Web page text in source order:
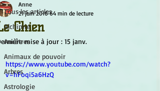
Tous les articles
Alchimie
Ancêtres
Animaux de pouvoir
Arbres
Astrologie
Chien
Anne
21 juin 2016 64 min de lecture
mise à jour : 15 janv.
https://www.youtube.com/watch?
v=hFoqi5a6HzQ